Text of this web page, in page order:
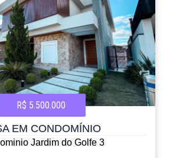
R$ 5.500.000
EM CONDOMÍNIO
Jardim do Golfe 3